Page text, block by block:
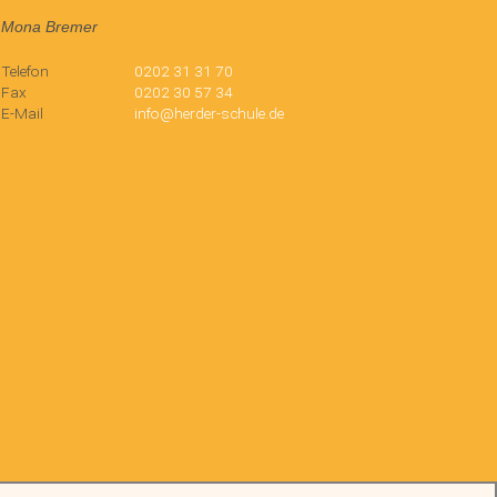
Mona Bremer
Telefon
0202 31 31 70
Fax
0202 30 57 34
E-Mail
info@herder-schule.de